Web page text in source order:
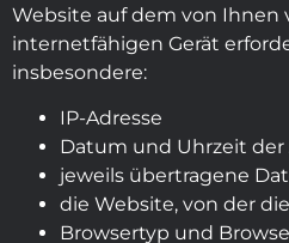
Website auf dem von Ihnen
internetfähigen Gerät
insbesondere:
IP-Adresse
Datum und Uhrzeit der
jeweils übertragene
die Website, von der
Browsertyp und